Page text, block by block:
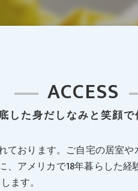
した身だしなみと笑顔で
ACCESS
おります。ご自宅の居室
アメリカで18年暮らした
ます。